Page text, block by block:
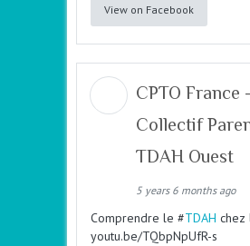
View on Facebook
CPTO France -
Collectif
TDAH Ouest
5 years 6 months ago
Comprendre le #TDAH chez
youtu.be/TQbpNpUfR-s